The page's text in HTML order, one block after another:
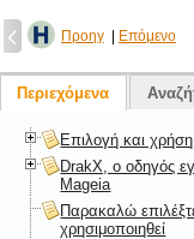
Προηγ Επόμενο
Περιεχόμενα
Επιλογή και
DrakX, ο οδηγός
Mageia
Παρακαλώ
χρησιμοποιηθεί